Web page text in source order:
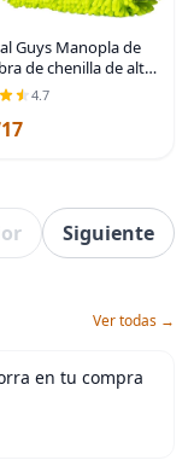
Guys Manopla de
de chenilla de alta
arañazos para
autos, color verde
de lavado de
4.7
Siguiente
Ver todas →
en tu compra